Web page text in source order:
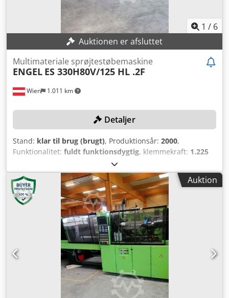
1 / 6
Auktionen er afsluttet
Wien 1.011 km
Multimateriale sprøjtestøbemaskine
ENGEL ES 330H80V/125 HL .2F
Detaljer
Stand: klar til brug (brugt), Produktionsår: 2000,
Funktionalitet: fuldt funktionsdygtig, klemmekraft: 1.225
, Ingen mindstepris –
garanteret salg til højest bydende! TEKNISKE DETALJER
Lukkekraft: 125 t Cylinder H: 35 Cylinder V: 18
MASKINDETALJER Styring: CC100 UDSTYR 1x hydraulisk
kerneudtræk BAP 1x proportional hydraulik til
indekspladetilslutning BAP 16x varmezoner (HK) Dedpfxey
Exc Io Aftsck 2x magnetiske spændeplader til BAP og FAP
Bemærk: Ved køb af flere artikler fra samme sted (se tilbud
nedenfor) får du de laveste omkostninger for demontering
og læsning.
Auktion